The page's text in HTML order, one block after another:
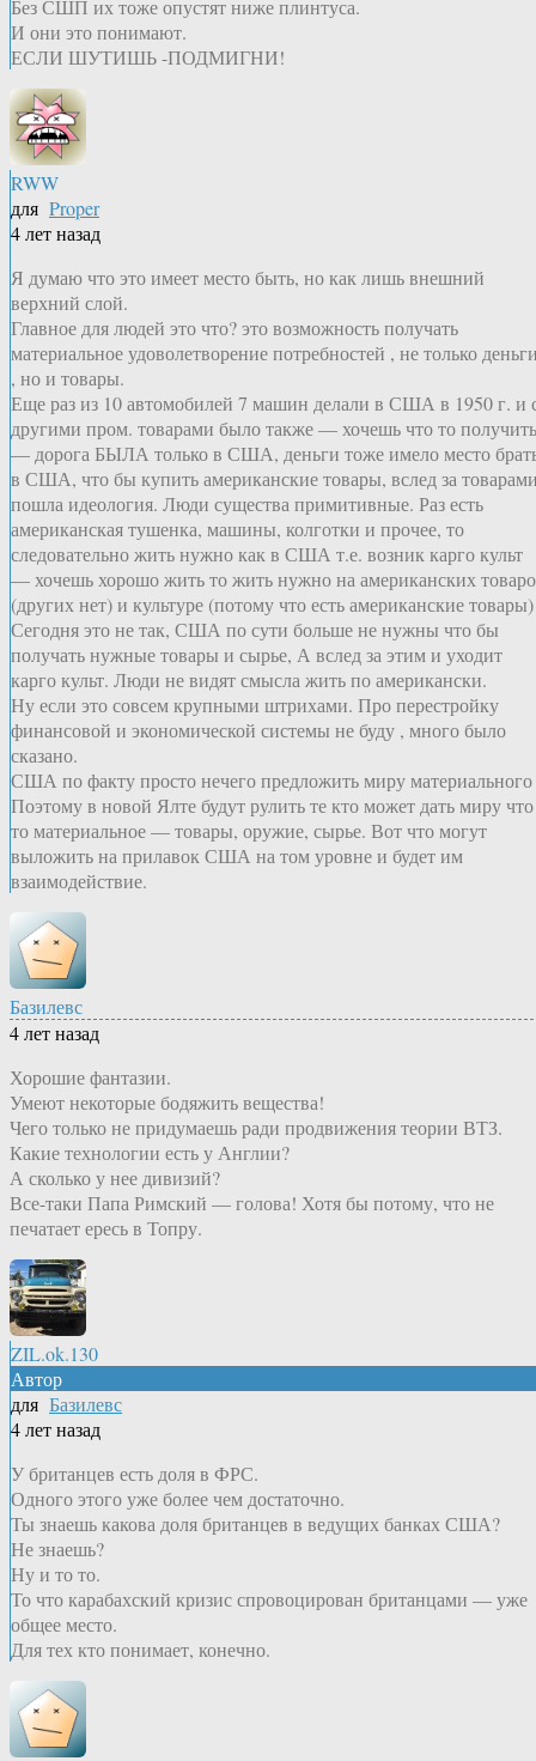
Без СШП их тоже опустят ниже плинтуса.
И они это понимают.
ЕСЛИ ШУТИШЬ -ПОДМИГНИ!
RWW
для Proper
4 лет назад
Я думаю что это имеет место быть, но как лишь внешний
верхний слой.
Главное для людей это что? это возможность получать
материальное удоволетворение потребностей , не только
, но и товары.
Еще раз из 10 автомобилей 7 машин делали в США в 1950 г. и
другими пром. товарами было также — хочешь что то получить
— дорога БЫЛА только в США, деньги тоже имело место
в США, что бы купить американские товары, вслед за
пошла идеология. Люди существа примитивные. Раз есть
американская тушенка, машины, колготки и прочее, то
следовательно жить нужно как в США т.е. возник карго культ
— хочешь хорошо жить то жить нужно на американских
(других нет) и культуре (потому что есть американские товары)
Сегодня это не так, США по сути больше не нужны что бы
получать нужные товары и сырье, А вслед за этим и уходит
карго культ. Люди не видят смысла жить по американски.
Ну если это совсем крупными штрихами. Про перестройку
финансовой и экономической системы не буду , много было
сказано.
США по факту просто нечего предложить миру
Поэтому в новой Ялте будут рулить те кто может дать миру что
то материальное — товары, оружие, сырье. Вот что могут
выложить на прилавок США на том уровне и будет им
взаимодействие.
Базилевс
4 лет назад
Хорошие фантазии.
Умеют некоторые бодяжить вещества!
Чего только не придумаешь ради продвижения теории ВТЗ.
Какие технологии есть у Англии?
А сколько у нее дивизий?
Все-таки Папа Римский — голова! Хотя бы потому, что не
печатает ересь в Топру.
ZIL.ok.130
Автор
для Базилевс
4 лет назад
У британцев есть доля в ФРС.
Одного этого уже более чем достаточно.
Ты знаешь какова доля британцев в ведущих банках США?
Не знаешь?
Ну и то то.
То что карабахский кризис спровоцирован британцами — уже
общее место.
Для тех кто понимает, конечно.